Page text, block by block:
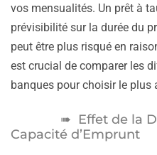
vos mensualités. Un prêt à
prévisibilité sur la durée du
peut être plus risqué en
est crucial de comparer les
banques pour choisir le plus
Effet de la
Capacité d’Emprunt